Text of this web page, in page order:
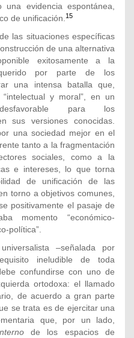
evidencia espontánea,
de unificación. 15
las situaciones específicas
de una alternativa
exitosamente a la
por parte de los
una intensa batalla que,
y moral”, en un
para los
sus versiones conocidas.
una sociedad mejor en el
tanto a la fragmentación
sociales, como a la
e intereses, lo que torna
de unificación de las
torno a objetivos comunes,
positivamente el pasaje de
momento “económico-
política”.
–señalada por
ineludible de toda
confundirse con uno de
ortodoxa: el llamado
de acuerdo a gran parte
se trata es de ejercitar una
que, por un lado,
de los espacios de